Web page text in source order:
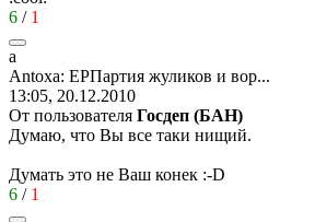
6 / 1
a
Antoxa: ЕРПартия жуликов и вор...
13:05, 20.12.2010
От пользователя Госдеп (БАН)
Думаю, что Вы все таки нищий.
Думать это не Ваш конек :-D
6 / 1